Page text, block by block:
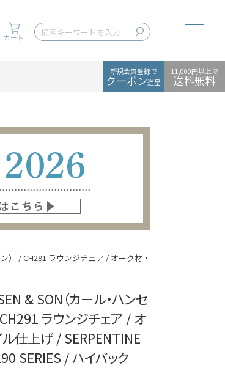
カート
新規会員登録で
クーポン進呈
11,000円以上で
送料無料
） / CH291 ラウンジチェア / オーク材・オイル仕上げ /
& SON（カール・ハンセ
ラウンジチェア / オ
ル仕上げ / SERPENTINE
SERIES / ハイバック